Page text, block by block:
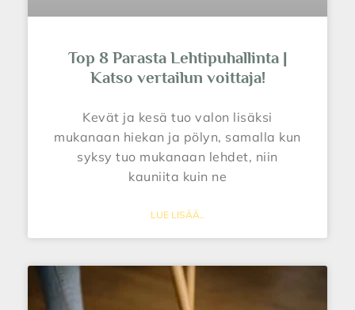
Top 8 Parasta Lehtipuhallinta |
Katso vertailun voittaja!
Kevät ja kesä tuo valon lisäksi
mukanaan hiekan ja pölyn, samalla kun
syksy tuo mukanaan lehdet, niin
kauniita kuin ne
LUE LISÄÄ..